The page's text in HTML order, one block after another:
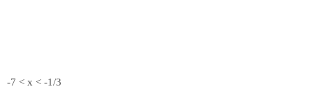
-7 < x < -1/3